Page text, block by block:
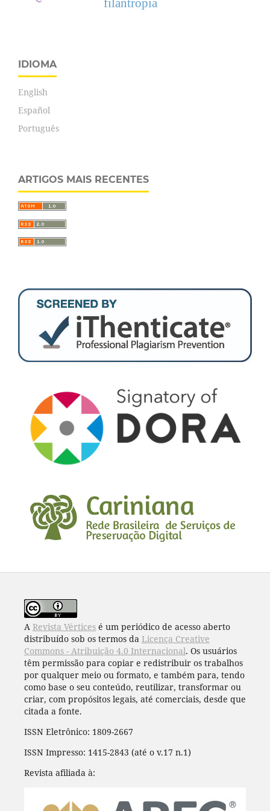
filantropia
IDIOMA
English
Español
Português
ARTIGOS MAIS RECENTES
A Revista Vérticesé um periódico de acesso aberto
distribuído sob os termos da Licença Creative
Commons - Atribuição 4.0 Internacional. Os usuários
têm permissão para copiar e redistribuir os trabalhos
por qualquer meio ou formato, e também para, tendo
como base o seu conteúdo, reutilizar, transformar ou
criar, com propósitos legais, até comerciais, desde que
citada a fonte.
ISSN Eletrônico: 1809-2667
ISSN Impresso: 1415-2843 (até o v.17 n.1)
Revista afiliada à: